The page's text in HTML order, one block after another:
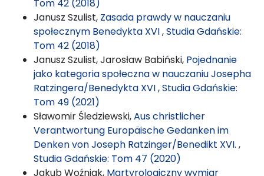
Tom 42 (2018)
Janusz Szulist, Zasada prawdy w nauczaniu
społecznym Benedykta XVI,Studia Gdańskie:
Tom 42 (2018)
Janusz Szulist, Jarosław Babiński, Pojednanie
jako kategoria społeczna w nauczaniu Josepha
Ratzingera/Benedykta XVI,Studia Gdańskie:
Tom 49 (2021)
Sławomir Śledziewski,Aus christlicher
Verantwortung Europäische Gedanken im
Denken von Joseph Ratzinger/Benedikt XVI. ,
Studia Gdańskie: Tom 47 (2020)
Jakub Woźniak, Martyrologiczny wymiar